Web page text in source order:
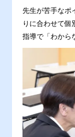
先生が苦手なポ
りに合わせて個
指導で「わから